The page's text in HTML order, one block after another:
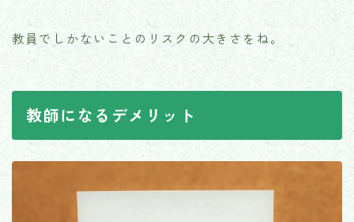
教員でしかないことのリスクの大きさをね。
教師になるデメリット